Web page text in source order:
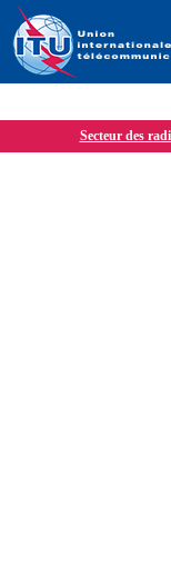
Secteur des